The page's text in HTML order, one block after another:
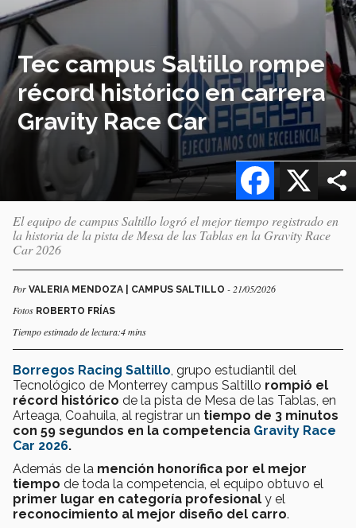
Tec campus Saltillo rompe
récord histórico en carrera
Gravity Race Car
X
Facebook
El equipo de campus Saltillo logró el mejor tiempo registrado en
la historia de la pista de Mesa de las Tablas en la Gravity Race
Car 2026
Por VALERIA MENDOZA | CAMPUS SALTILLO - 21/05/2026
Fotos ROBERTO FRÍAS
Tiempo estimado de lectura:4 mins
Borregos Racing Saltillo , grupo estudiantil del
Tecnológico de Monterrey campus Saltillo rompió el
récord histórico de la pista de Mesa de las Tablas, en
Arteaga, Coahuila, al registrar un tiempo de 3 minutos
con 59 segundos en la competencia Gravity Race
Car 2026.
Además de la mención honorífica por el mejor
tiempo de toda la competencia, el equipo obtuvo el
primer lugar en categoría profesional y el
reconocimiento al mejor diseño del carro.